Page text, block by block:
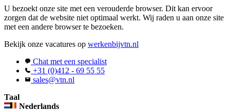
U bezoekt onze site met een verouderde browser. Dit kan ervoor
zorgen dat de website niet optimaal werkt. Wij raden u aan onze site
met een andere browser te bezoeken.
Bekijk onze vacatures op werkenbijvtn.nl
Chat met een specialist
+31 (0)412 - 69 55 55
sales@vtn.nl
Taal
Nederlands